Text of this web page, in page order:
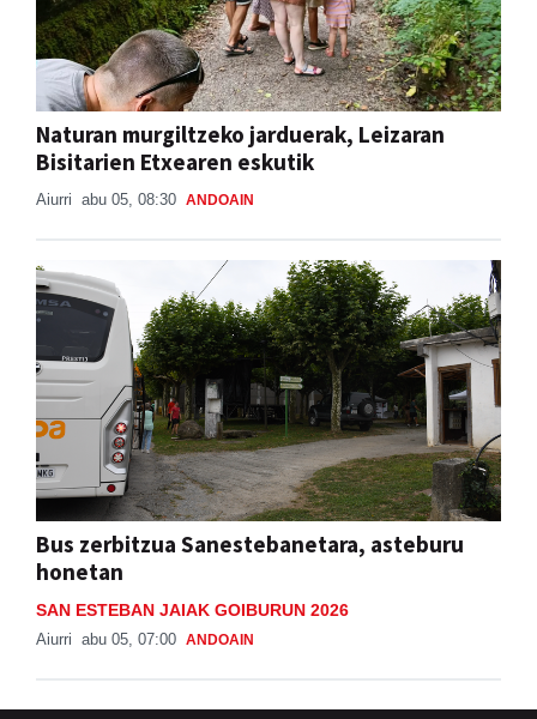
Naturan murgiltzeko jarduerak, Leizaran
Bisitarien Etxearen eskutik
Aiurri abu 05, 08:30 ANDOAIN
Bus zerbitzua Sanestebanetara, asteburu
honetan
SAN ESTEBAN JAIAK GOIBURUN 2026
Aiurri abu 05, 07:00 ANDOAIN